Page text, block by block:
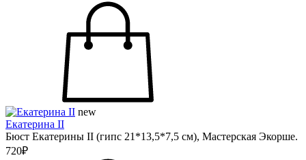
new
Екатерина II
Бюст Екатерины II (гипс 21*13,5*7,5 см), Мастерская Экорше.
720₽